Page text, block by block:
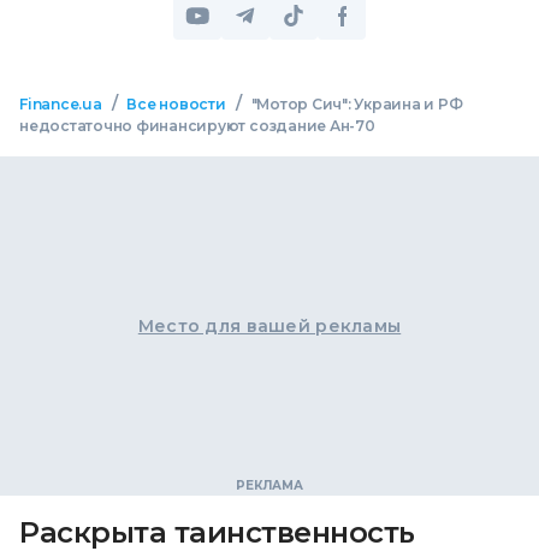
Finance.ua / Все новости /
"Мотор Сич": Украина и РФ
недостаточно финансируют создание Ан-70
Место для вашей рекламы
Раскрыта таинственность